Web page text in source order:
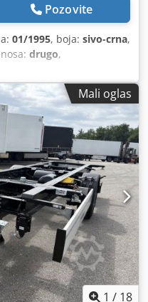
Pozovite
01/1995, boja: sivo-crna,
drugo,
Mali oglas
1 / 18